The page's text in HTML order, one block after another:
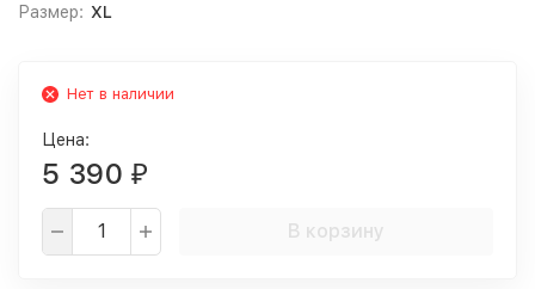
Размер: XL
Нет в наличии
Цена:
5 390 ₽
В корзину